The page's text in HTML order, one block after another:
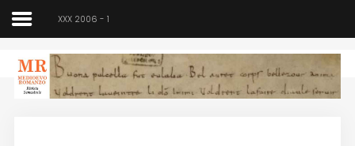
Medioevo Romanzo
XXX 2006 - 1